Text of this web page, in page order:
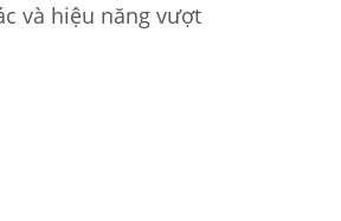
và hiệu năng vượt